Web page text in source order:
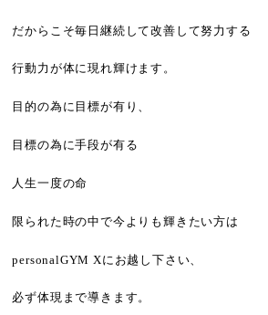
だからこそ毎日継続して改善して努力する
行動力が体に現れ輝けます。
目的の為に目標が有り、
目標の為に手段が有る
人生一度の命
限られた時の中で今よりも輝きたい方は
personalGYM Xにお越し下さい、
必ず体現まで導きます。